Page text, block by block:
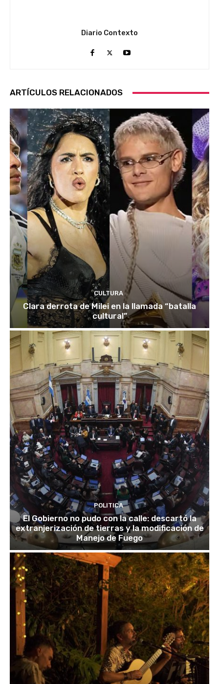
Diario Contexto
ARTÍCULOS RELACIONADOS
CULTURA
Clara derrota de Milei en la llamada “batalla
cultural”
POLITICA
El Gobierno no pudo con la calle: descartó la
extranjerización de tierras y la modificación de
Manejo de Fuego